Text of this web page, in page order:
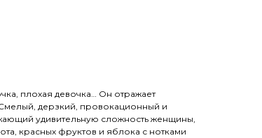
плохая девочка… Он отражает
дерзкий, провокационный и
удивительную сложность женщины,
красных фруктов и яблока с нотками